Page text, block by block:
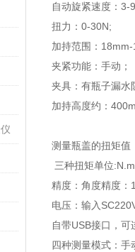
自动旋紧速度：3-
扭力：0-30N;
加持范围：
夹紧功能：手动；
夹具：有瓶子漏水
加持高度约：
测量瓶盖的扭矩值
三种扭矩单位
精度：角度精度：
电压：输入
自带USB接口，
四种测量模式：手